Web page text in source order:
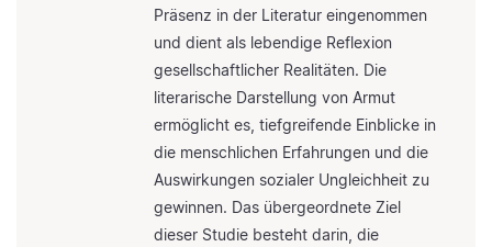
Präsenz in der Literatur eingenommen
und dient als lebendige Reflexion
gesellschaftlicher Realitäten. Die
literarische Darstellung von Armut
ermöglicht es, tiefgreifende Einblicke in
die menschlichen Erfahrungen und die
Auswirkungen sozialer Ungleichheit zu
gewinnen. Das übergeordnete Ziel
dieser Studie besteht darin, die